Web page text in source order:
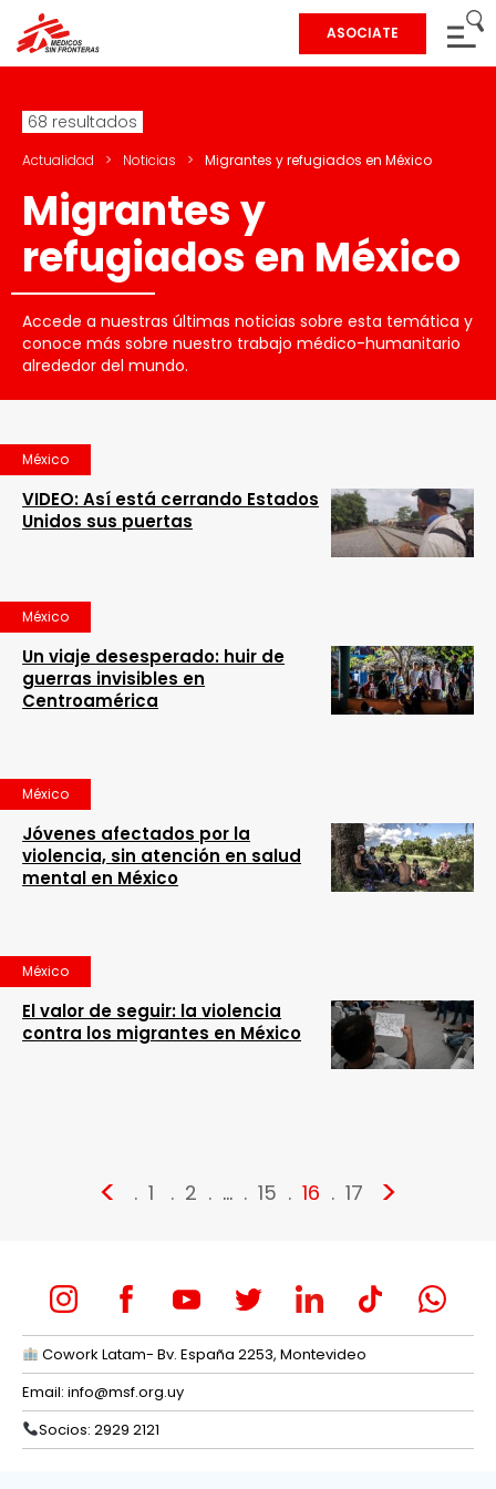
ASOCIATE
68 resultados
Actualidad > Noticias > Migrantes y refugiados en México
Migrantes y
refugiados en México
Accede a nuestras últimas noticias sobre esta temática y
conoce más sobre nuestro trabajo médico-humanitario
alrededor del mundo.
México
VIDEO: Así está cerrando Estados
Unidos sus puertas
México
Un viaje desesperado: huir de
guerras invisibles en
Centroamérica
México
Jóvenes afectados por la
violencia, sin atención en salud
mental en México
México
El valor de seguir: la violencia
contra los migrantes en México
< 1 2 … 15 16 17 >
Cowork Latam- Bv. España 2253, Montevideo
Email: info@msf.org.uy
Socios: 2929 2121